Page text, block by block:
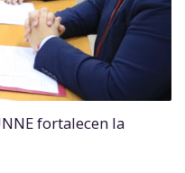
fortalecen la